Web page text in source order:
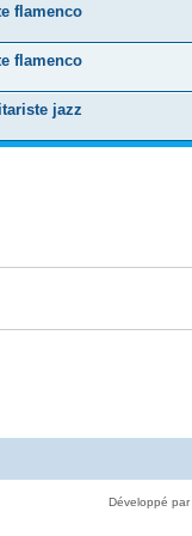
flamenco
flamenco
jazz
Développé par